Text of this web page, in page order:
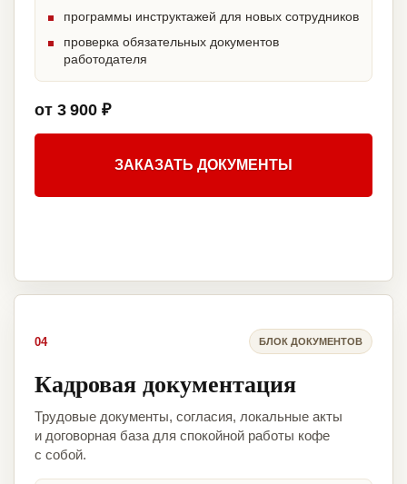
программы инструктажей для новых сотрудников
проверка обязательных документов
работодателя
от 3 900 ₽
ЗАКАЗАТЬ ДОКУМЕНТЫ
04 БЛОК ДОКУМЕНТОВ
Кадровая документация
Трудовые документы, согласия, локальные акты
и договорная база для спокойной работы кофе
с собой.